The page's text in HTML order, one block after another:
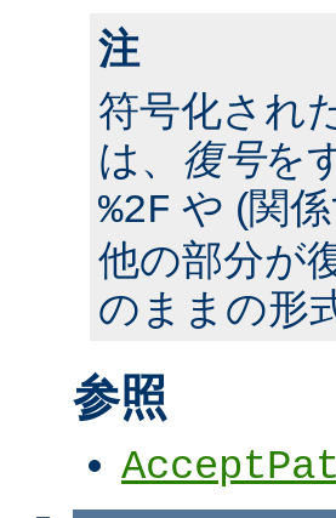
注
符号化され
は、 復号を
%2F や (関
他の部分が
のままの形
参照